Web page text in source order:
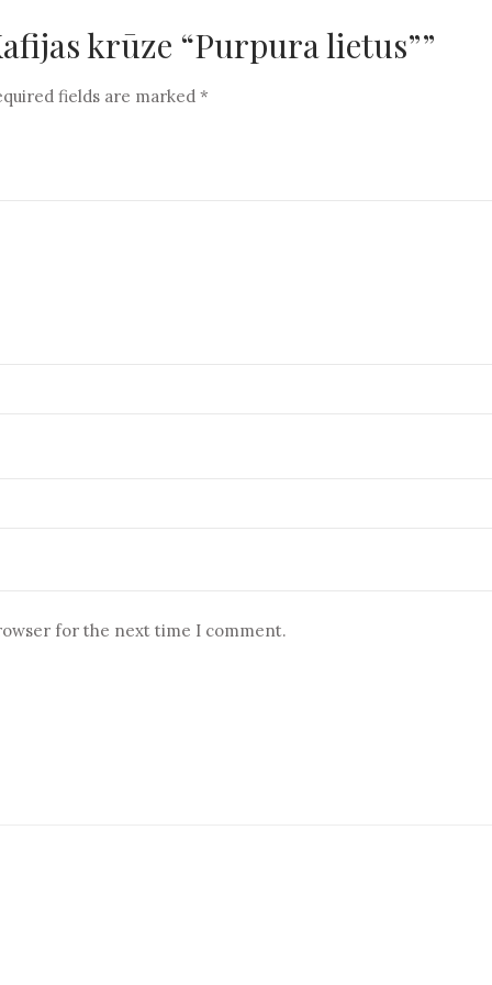
krūze “Purpura lietus””
fields are marked *
for the next time I comment.